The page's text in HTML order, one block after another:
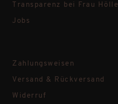
Transparenz bei Frau Hölle
Jobs
Zahlungsweisen
Versand & Rückversand
Widerruf